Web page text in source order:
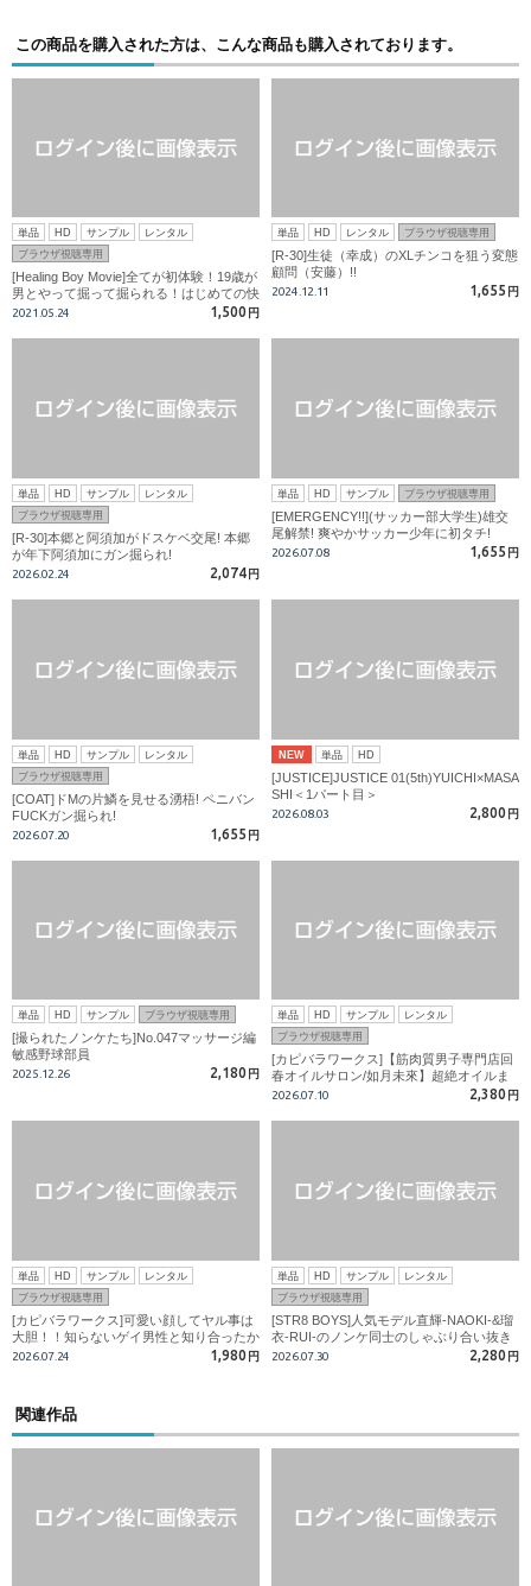
この商品を購入された方は、こんな商品も購入されております。
単品 HD サンプル
レンタル
ブラウザ視聴専用
[Healing Boy Movie]全てが初体験！19歳が
男とやって掘って掘られる！はじめての快
感に大量射精！
2021.05.24 1,500 円
単品 HD レンタル ブラウザ視聴専用
[R-30]生徒（幸成）のXLチンコを狙う変態
顧問（安藤）!!
2024.12.11 1,655 円
単品 HD サンプル
レンタル
ブラウザ視聴専用
[R-30]本郷と阿須加がドスケベ交尾! 本郷
が年下阿須加にガン掘られ!
2026.02.24 2,074 円
単品 HD サンプル ブラウザ視聴専用
[EMERGENCY!!](サッカー部大学生)雄交
尾解禁! 爽やかサッカー少年に初タチ!
2026.07.08 1,655 円
単品 HD サンプル
レンタル
ブラウザ視聴専用
[COAT]ドMの片鱗を見せる湧梧! ペニバン
FUCKガン掘られ!
2026.07.20 1,655 円
NEW 単品 HD
[JUSTICE]JUSTICE 01(5th)YUICHI×MASA
SHI＜1パート目＞
2026.08.03 2,800 円
単品 HD サンプル ブラウザ視聴専用
[撮られたノンケたち]No.047マッサージ編
敏感野球部員
2025.12.26 2,180 円
単品 HD サンプル
レンタル
ブラウザ視聴専用
[カピバラワークス]【筋肉質男子専門店回
春オイルサロン/如月未來】超絶オイルま
みれ＆血流巡り股間は最大膨張!雄交尾に
2026.07.10 2,380 円
単品 HD サンプル
レンタル
ブラウザ視聴専用
[カピバラワークス]可愛い顔してヤル事は
大胆！！知らないゲイ男性と知り合ったか
らパンイチで玄関待機したら「正直…気持
2026.07.24 1,980 円
単品 HD サンプル
レンタル
ブラウザ視聴専用
[STR8 BOYS]人気モデル直輝-NAOKI-&瑠
衣-RUI-のノンケ同士のしゃぶり合い抜き
合い！アナル攻めに顔射まで！
2026.07.30 2,280 円
関連作品